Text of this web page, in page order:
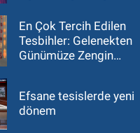
En Çok Tercih Edilen
Tesbihler: Gelenekten
Günümüze Zengin
Efsane tesislerde yeni
dönem